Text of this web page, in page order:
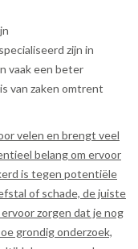
zijn in
vaak een beter
van zaken omtrent
velen en brengt veel
belang om ervoor
is tegen potentiële
of schade, de juiste
zorgen dat je nog
grondig onderzoek,